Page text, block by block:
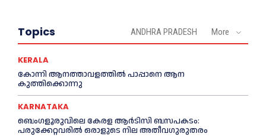
Topics ANDHRA PRADESH More
KERALA
കോന്നി ആനത്താവളത്തില്‍ പാപ്പാനെ ആന
കുത്തിക്കൊന്നു
KARNATAKA
ബെംഗളൂരുവിലെ കേരള ആര്‍ടിസി ബസപകടം:
പരുക്കേറ്റവരില്‍ ഒരാളുടെ നില അതീവഗുരുതരം